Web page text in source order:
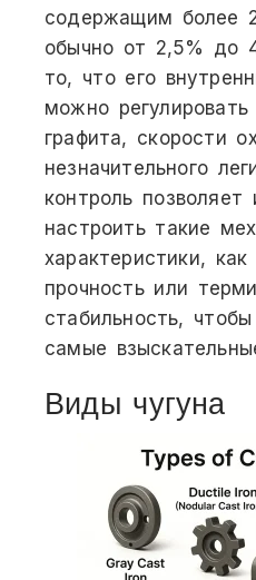
содержащим более
обычно от 2,5% до
то, что его
можно
графита, скорости
незначительного
контроль
настроить такие
характеристики,
прочность или
стабильность,
самые
Виды чугуна